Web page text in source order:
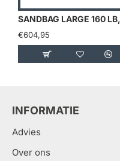
€604,95
INFORMATIE
Advies
Over ons